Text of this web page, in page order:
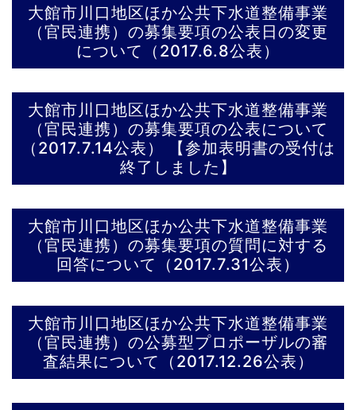
大館市川口地区ほか公共下水道整備事業
（官民連携）の募集要項の公表日の変更
について（2017.6.8公表）
大館市川口地区ほか公共下水道整備事業
（官民連携）の募集要項の公表について
（2017.7.14公表） 【参加表明書の受付は
終了しました】
大館市川口地区ほか公共下水道整備事業
（官民連携）の募集要項の質問に対する
回答について（2017.7.31公表）
大館市川口地区ほか公共下水道整備事業
（官民連携）の公募型プロポーザルの審
査結果について（2017.12.26公表）